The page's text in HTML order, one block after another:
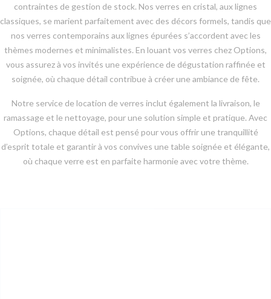
contraintes de gestion de stock. Nos verres en cristal, aux lignes
classiques, se marient parfaitement avec des décors formels, tandis que
nos verres contemporains aux lignes épurées s’accordent avec les
thèmes modernes et minimalistes. En louant vos verres chez Options,
vous assurez à vos invités une expérience de dégustation raffinée et
soignée, où chaque détail contribue à créer une ambiance de fête.
Notre service de location de verres inclut également la livraison, le
ramassage et le nettoyage, pour une solution simple et pratique. Avec
Options, chaque détail est pensé pour vous offrir une tranquillité
d’esprit totale et garantir à vos convives une table soignée et élégante,
où chaque verre est en parfaite harmonie avec votre thème.